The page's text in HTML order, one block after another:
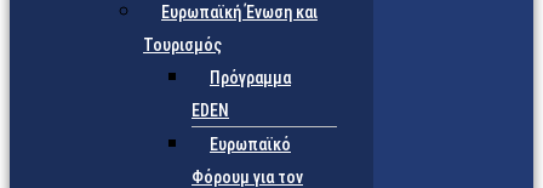
Ευρωπαϊκή Ένωση και
Τουρισμός
Πρόγραμμα
EDEN
Ευρωπαϊκό
Φόρουμ για τον